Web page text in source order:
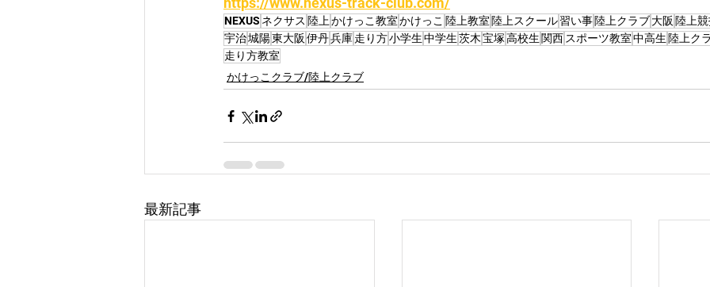
NEXUS ネクサス 陸上かけっこ教室かけっこ 陸上教室 陸上スクール習い事陸上クラブ大阪 陸上
宇治城陽東大阪 伊丹兵庫走り方小学生中学生茨木宝塚高校生 関西 スポーツ教室中高生 陸上ク
走り方教室
かけっこクラブ/陸上クラブ
最新記事